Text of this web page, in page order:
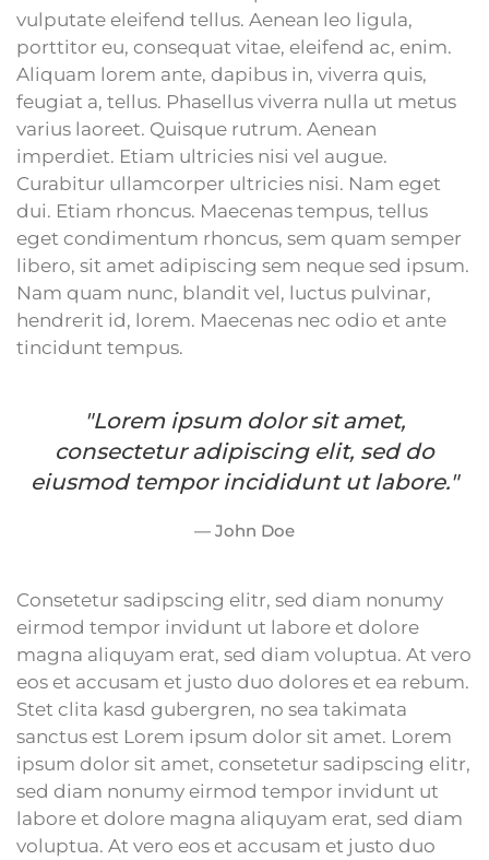
vulputate eleifend tellus. Aenean leo ligula,
porttitor eu, consequat vitae, eleifend ac, enim.
Aliquam lorem ante, dapibus in, viverra quis,
feugiat a, tellus. Phasellus viverra nulla ut metus
varius laoreet. Quisque rutrum. Aenean
imperdiet. Etiam ultricies nisi vel augue.
Curabitur ullamcorper ultricies nisi. Nam eget
dui. Etiam rhoncus. Maecenas tempus, tellus
eget condimentum rhoncus, sem quam semper
libero, sit amet adipiscing sem neque sed ipsum.
Nam quam nunc, blandit vel, luctus pulvinar,
hendrerit id, lorem. Maecenas nec odio et ante
tincidunt tempus.
"Lorem ipsum dolor sit amet,
consectetur adipiscing elit, sed do
eiusmod tempor incididunt ut labore."
John Doe
Consetetur sadipscing elitr, sed diam nonumy
eirmod tempor invidunt ut labore et dolore
magna aliquyam erat, sed diam voluptua. At vero
eos et accusam et justo duo dolores et ea rebum.
Stet clita kasd gubergren, no sea takimata
sanctus est Lorem ipsum dolor sit amet. Lorem
ipsum dolor sit amet, consetetur sadipscing elitr,
sed diam nonumy eirmod tempor invidunt ut
labore et dolore magna aliquyam erat, sed diam
voluptua. At vero eos et accusam et justo duo